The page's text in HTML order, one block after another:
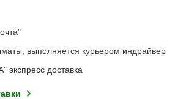
выполняется курьером индрайвер
экспресс доставка